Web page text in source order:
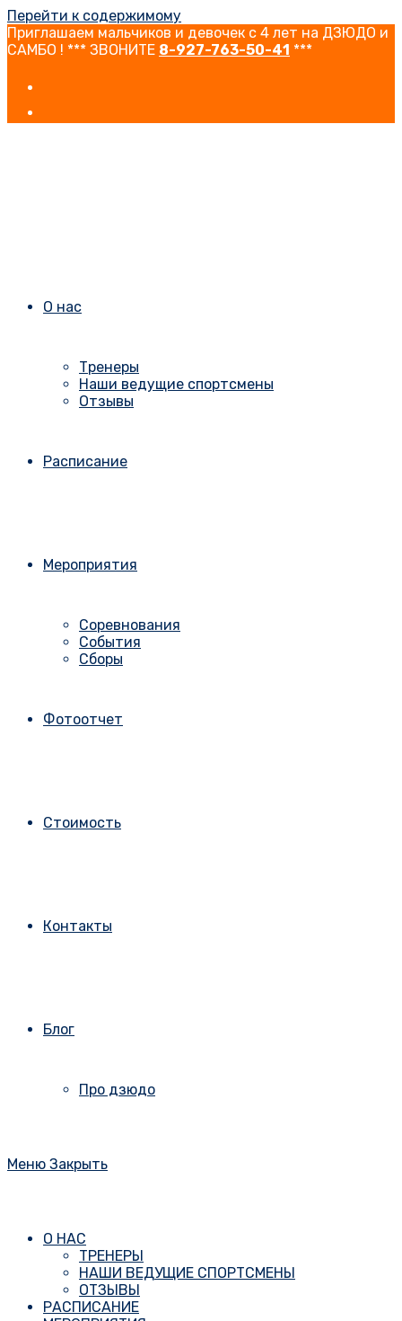
Перейти к содержимому
Приглашаем мальчиков и девочек с 4 лет на ДЗЮДО и
САМБО ! *** ЗВОНИТЕ 8-927-763-50-41 ***
О нас
Тренеры
Наши ведущие спортсмены
Отзывы
Расписание
Мероприятия
Соревнования
События
Сборы
Фотоотчет
Стоимость
Контакты
Блог
Про дзюдо
Меню Закрыть
О НАС
ТРЕНЕРЫ
НАШИ ВЕДУЩИЕ СПОРТСМЕНЫ
ОТЗЫВЫ
РАСПИСАНИЕ